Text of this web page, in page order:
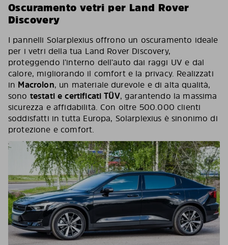
Oscuramento vetri per Land Rover
Discovery
I pannelli Solarplexius offrono un oscuramento ideale
per i vetri della tua Land Rover Discovery,
proteggendo l’interno dell’auto dai raggi UV e dal
calore, migliorando il comfort e la privacy. Realizzati
in Macrolon, un materiale durevole e di alta qualità,
sono testati e certificati TÜV, garantendo la massima
sicurezza e affidabilità. Con oltre 500.000 clienti
soddisfatti in tutta Europa, Solarplexius è sinonimo di
protezione e comfort.